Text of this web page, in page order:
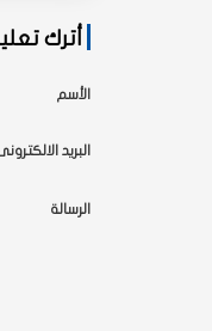
أترك
الأسم
البريد
الرسالة